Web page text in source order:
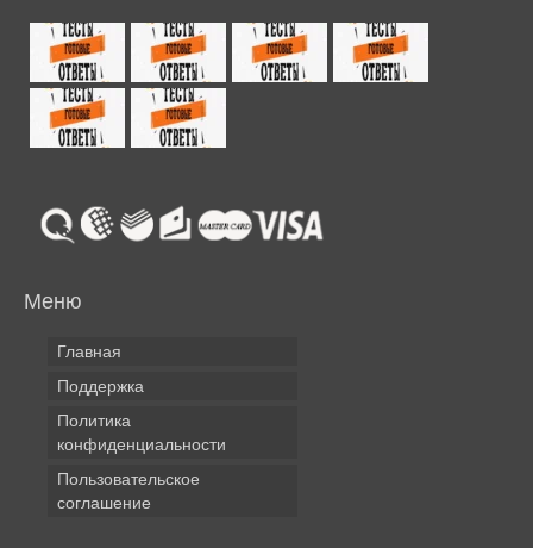
Меню
Главная
Поддержка
Политика
конфиденциальности
Пользовательское
соглашение